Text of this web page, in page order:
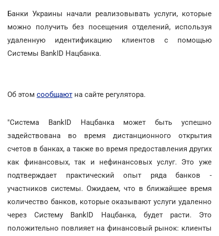
Банки Украины начали реализовывать услуги, которые
можно получить без посещения отделений, используя
удаленную идентификацию клиентов с помощью
Системы BankID Нацбанка.
Об этом сообщают на сайте регулятора.
"Система BankID Нацбанка может быть успешно
задействована во время дистанционного открытия
счетов в банках, а также во время предоставления других
как финансовых, так и нефинансовых услуг. Это уже
подтверждает практический опыт ряда банков -
участников системы. Ожидаем, что в ближайшее время
количество банков, которые оказывают услуги удаленно
через Систему BankID Нацбанка, будет расти. Это
положительно повлияет на финансовый рынок: клиенты